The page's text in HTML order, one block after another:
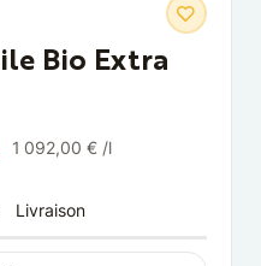
Bio Extra
1 092,00 € /l
Livraison